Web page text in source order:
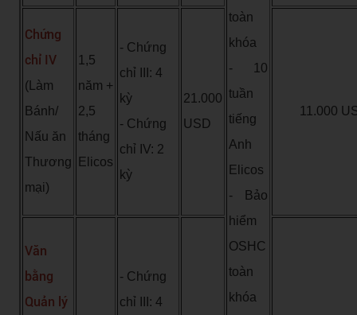
toàn
khóa
- 10
tuần
tiếng
Anh
Elicos
- Bảo
hiểm
OSHC
toàn
khóa
Chứng
chỉ IV
(Làm
Bánh/
Nấu ăn
Thương
mại)
1,5
năm +
2,5
tháng
Elicos
- Chứng
chỉ III: 4
kỳ
- Chứng
chỉ IV: 2
kỳ
21.000
USD
11.000
Văn
bằng
Quản lý
- Chứng
chỉ III: 4